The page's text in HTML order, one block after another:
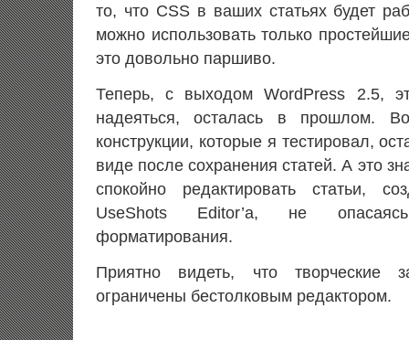
то, что CSS в ваших статьях будет
можно использовать только
это довольно паршиво.
Теперь, с выходом WordPress 2.5,
надеяться, осталась в прошлом.
конструкции, которые я тестировал,
виде после сохранения статей. А это
спокойно редактировать статьи,
UseShots Editor’а, не
форматирования.
Приятно видеть, что творческие
ограничены бестолковым редактором.